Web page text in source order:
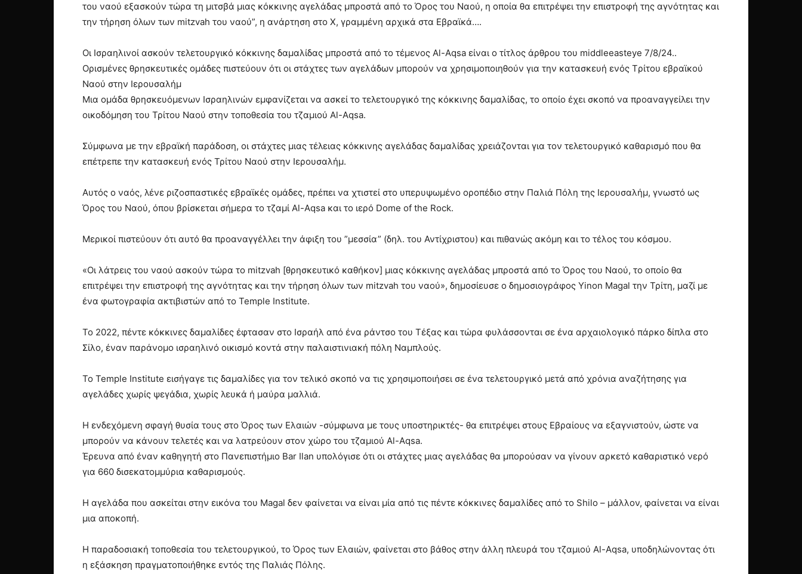
του ναού εξασκούν τώρα τη μιτσβά μιας κόκκινης αγελάδας μπροστά από το Όρος του Ναού, η οποία θα επιτρέψει την επιστροφή της αγνότητας και
την τήρηση όλων των mitzvah του ναού”, η ανάρτηση στο X, γραμμένη αρχικά στα Εβραϊκά….
Οι Ισραηλινοί ασκούν τελετουργικό κόκκινης δαμαλίδας μπροστά από το τέμενος Al-Aqsa είναι ο τίτλος άρθρου του middleeasteye 7/8/24..
Ορισμένες θρησκευτικές ομάδες πιστεύουν ότι οι στάχτες των αγελάδων μπορούν να χρησιμοποιηθούν για την κατασκευή ενός Tρίτου εβραϊκού
Nαού στην Ιερουσαλήμ
Μια ομάδα θρησκευόμενων Ισραηλινών εμφανίζεται να ασκεί το τελετουργικό της κόκκινης δαμαλίδας, το οποίο έχει σκοπό να προαναγγείλει την
οικοδόμηση του Τρίτου Ναού στην τοποθεσία του τζαμιού Al-Aqsa.
Σύμφωνα με την εβραϊκή παράδοση, οι στάχτες μιας τέλειας κόκκινης αγελάδας δαμαλίδας χρειάζονται για τον τελετουργικό καθαρισμό που θα
επέτρεπε την κατασκευή ενός Τρίτου Ναού στην Ιερουσαλήμ.
Αυτός ο ναός, λένε ριζοσπαστικές εβραϊκές ομάδες, πρέπει να χτιστεί στο υπερυψωμένο οροπέδιο στην Παλιά Πόλη της Ιερουσαλήμ, γνωστό ως
Όρος του Ναού, όπου βρίσκεται σήμερα το τζαμί Al-Aqsa και το ιερό Dome of the Rock.
Μερικοί πιστεύουν ότι αυτό θα προαναγγέλλει την άφιξη του ”μεσσία” (δηλ. του Αντίχριστου) και πιθανώς ακόμη και το τέλος του κόσμου.
«Οι λάτρεις του ναού ασκούν τώρα το mitzvah [θρησκευτικό καθήκον] μιας κόκκινης αγελάδας μπροστά από το Όρος του Ναού, το οποίο θα
επιτρέψει την επιστροφή της αγνότητας και την τήρηση όλων των mitzvah του ναού», δημοσίευσε ο δημοσιογράφος Yinon Magal την Τρίτη, μαζί με
ένα φωτογραφία ακτιβιστών από το Temple Institute.
Το 2022, πέντε κόκκινες δαμαλίδες έφτασαν στο Ισραήλ από ένα ράντσο του Τέξας και τώρα φυλάσσονται σε ένα αρχαιολογικό πάρκο δίπλα στο
Σίλο, έναν παράνομο ισραηλινό οικισμό κοντά στην παλαιστινιακή πόλη Ναμπλούς.
Το Temple Institute εισήγαγε τις δαμαλίδες για τον τελικό σκοπό να τις χρησιμοποιήσει σε ένα τελετουργικό μετά από χρόνια αναζήτησης για
αγελάδες χωρίς ψεγάδια, χωρίς λευκά ή μαύρα μαλλιά.
Η ενδεχόμενη σφαγή θυσία τους στο Όρος των Ελαιών -σύμφωνα με τους υποστηρικτές- θα επιτρέψει στους Εβραίους να εξαγνιστούν, ώστε να
μπορούν να κάνουν τελετές και να λατρεύουν στον χώρο του τζαμιού Al-Aqsa.
Έρευνα από έναν καθηγητή στο Πανεπιστήμιο Bar Ilan υπολόγισε ότι οι στάχτες μιας αγελάδας θα μπορούσαν να γίνουν αρκετό καθαριστικό νερό
για 660 δισεκατομμύρια καθαρισμούς.
Η αγελάδα που ασκείται στην εικόνα του Magal δεν φαίνεται να είναι μία από τις πέντε κόκκινες δαμαλίδες από το Shilo – μάλλον, φαίνεται να είναι
μια αποκοπή.
Η παραδοσιακή τοποθεσία του τελετουργικού, το Όρος των Ελαιών, φαίνεται στο βάθος στην άλλη πλευρά του τζαμιού Al-Aqsa, υποδηλώνοντας ότι
η εξάσκηση πραγματοποιήθηκε εντός της Παλιάς Πόλης.